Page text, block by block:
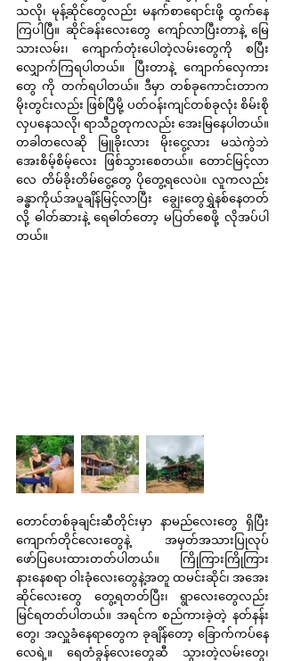
သလို၊ မုန့်ဆိုင်တွေလည်း မနက်စာရောင်းဖို့ ထွက်နေ
ကြပါပြီ။ ဆိုင်ခန်းလေးတွေ ကျော်လာပြီးတာနဲ့ မြေ
သားလမ်း၊ ကျောက်တုံးပေါတဲ့လမ်းတွေကို စပြီး
လျှောက်ကြရပါတယ်။ ပြီးတာနဲ့ ကျောက်လှေကား
တွေ ကို တက်ရပါတယ်။ ဒီမှာ တစ်ခုကောင်းတာက
မိုးတွင်းလည်း ဖြစ်ပြီမို့ ပတ်ဝန်းကျင်တစ်ခုလုံး စိမ်းစို
လှပနေသလို၊ ရာသီဥတုကလည်း အေးမြနေပါတယ်။
တခါတလေဆို မြူခိုးလား မိုးငွေ့လား မသဲကွဲဘဲ
အေးစိမ့်စိမ့်လေး ဖြစ်သွားစေတယ်။ တောင်မြင့်လာ
လေ တိမ်ခိုးတိမ်ငွေ့တွေ ပိုတွေ့ရလေပဲ။ လူကလည်း
ခန္ဓာကိုယ်အပူချိန်မြင့်လာပြီး ချွေးတွေရွှဲနစ်နေတတ်
လို့ ဓါတ်ဆားနဲ့ ရေဓါတ်တော့ မပြတ်စေဖို့ လိုအပ်ပါ
တယ်။
တောင်တစ်ခုချင်းဆီတိုင်းမှာ နာမည်လေးတွေ ရှိပြီး
ကျောက်တိုင်လေးတွေနဲ့ အမှတ်အသားပြုလုပ်
ဖော်ပြပေးထားတတ်ပါတယ်။ ကြိုကြားကြိုကြား
နားနေစရာ ဝါးခုံလေးတွေနဲ့အတူ ထမင်းဆိုင်၊ အအေး
ဆိုင်လေးတွေ တွေ့ရတတ်ပြီး၊ ရွာလေးတွေလည်း
မြင်ရတတ်ပါတယ်။ အရင်က စည်ကားခဲ့တဲ့ နတ်နန်း
တွေ၊ အလှူခံနေရာတွေက ခုချိန်တော့ ခြောက်ကပ်နေ
လေရဲ့။ ရေတံခွန်လေးတွေဆီ သွားတဲ့လမ်းတွေ၊